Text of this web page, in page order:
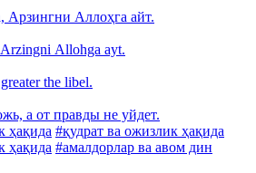
Арзингни Аллоҳга айт.
Аrzingni Аllohga ayt.
the libel.
а от правды не уйдет.
ҳақида #қудрат ва ожизлик ҳақида
ҳақида #амалдорлар ва авом дин